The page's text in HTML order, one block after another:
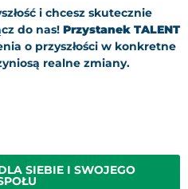
i chcesz skutecznie
do nas! Przystanek TALENT
o przyszłości w konkretne
realne zmiany.
SIEBIE I SWOJEGO